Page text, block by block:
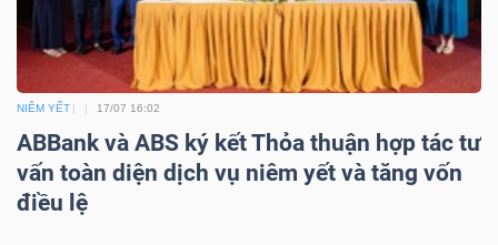
NIÊM YẾT 17/07 16:02
ABBank và ABS ký kết Thỏa thuận hợp tác tư
vấn toàn diện dịch vụ niêm yết và tăng vốn
điều lệ
của
tác
(-)
Báo
cáo